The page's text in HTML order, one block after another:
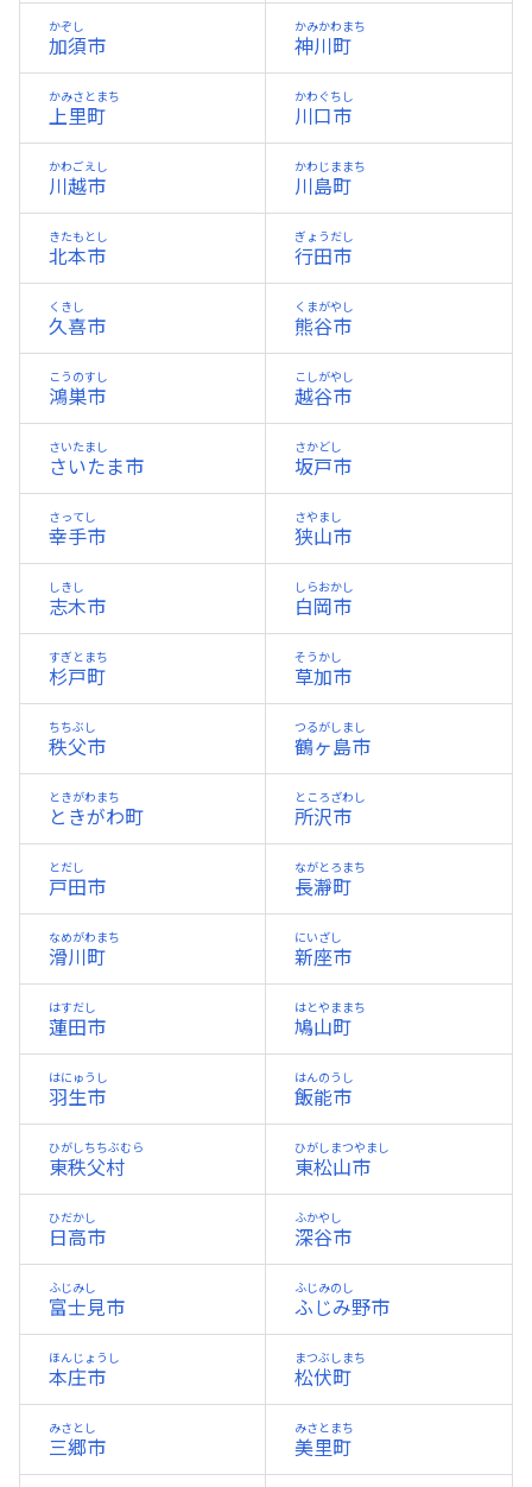
加須市
かぞし
神川町
かみかわまち
上里町
かみさとまち
川口市
かわぐちし
川越市
かわごえし
川島町
かわじままち
北本市
きたもとし
行田市
ぎょうだし
久喜市
くきし
熊谷市
くまがやし
鴻巣市
こうのすし
越谷市
こしがやし
さいたま市
さいたまし
坂戸市
さかどし
幸手市
さってし
狭山市
さやまし
志木市
しきし
白岡市
しらおかし
杉戸町
すぎとまち
草加市
そうかし
秩父市
ちちぶし
鶴ヶ島市
つるがしまし
ときがわ町
ときがわまち
所沢市
ところざわし
戸田市
とだし
長瀞町
ながとろまち
滑川町
なめがわまち
新座市
にいざし
蓮田市
はすだし
鳩山町
はとやままち
羽生市
はにゅうし
飯能市
はんのうし
東秩父村
ひがしちちぶむら
東松山市
ひがしまつやまし
日高市
ひだかし
深谷市
ふかやし
富士見市
ふじみし
ふじみ野市
ふじみのし
本庄市
ほんじょうし
松伏町
まつぶしまち
三郷市
みさとし
美里町
みさとまち